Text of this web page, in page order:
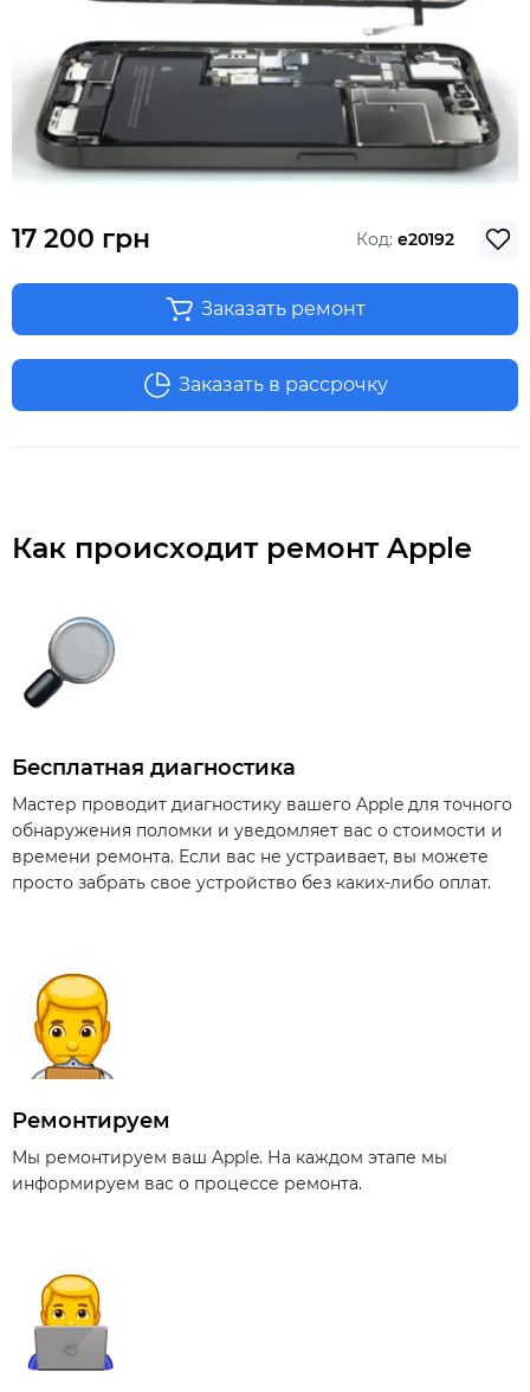
17 200 грн Код: e20192
Заказать ремонт
Заказать в рассрочку
Как происходит ремонт Apple
Бесплатная диагностика
Мастер проводит диагностику вашего Apple для точного
обнаружения поломки и уведомляет вас о стоимости и
времени ремонта. Если вас не устраивает, вы можете
просто забрать свое устройство без каких-либо оплат.
Ремонтируем
Мы ремонтируем ваш Apple. На каждом этапе мы
информируем вас о процессе ремонта.